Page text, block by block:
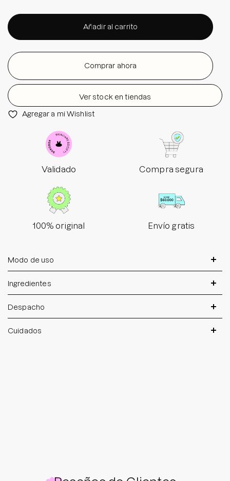
Añadir al carrito
Comprar ahora
Ver stock en tiendas
Agregar a mi Wishlist
Validado Compra segura
100% original Envío gratis
Modo de uso
Ingredientes
Despacho
Cuidados